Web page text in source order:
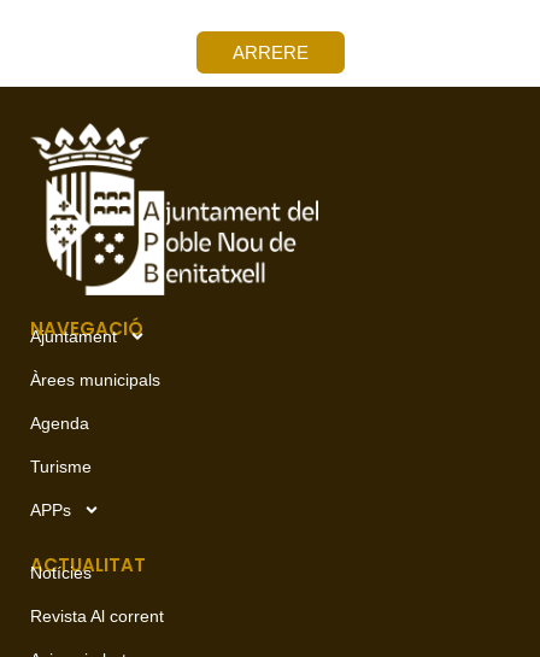
ARRERE
NAVEGACIÓ
Ajuntament
Àrees municipals
Agenda
Turisme
APPs
ACTUALITAT
Notícies
Revista Al corrent